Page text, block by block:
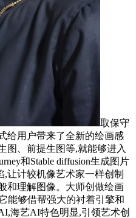
取保守
给用户带来了全新的绘画感
图、前提生图等,就能够进入
和Stable diffusion生成图片
让计较机像艺术家一样创制
和理解图像。大师创做绘画
能够借帮强大的衬着引擎和
海艺AI特色明显,引领艺术创